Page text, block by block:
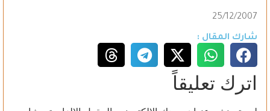
25/12/2007
شارك المقال :
اترك تعليقاً